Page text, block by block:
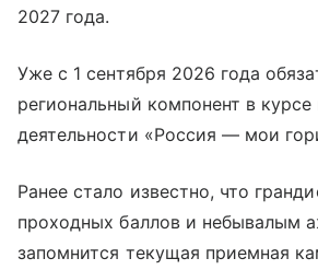
2027 года.
Уже с 1 сентября 2026 года
региональный компонент в курсе
деятельности «Россия — мои
Ранее стало известно, что
проходных баллов и небывалым
запомнится текущая приемная